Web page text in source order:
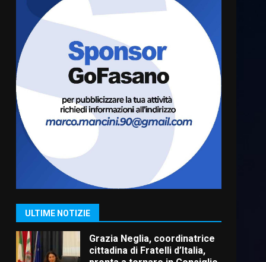
ULTIME NOTIZIE
Truffatori in azione nelle
frazioni fasanesi
5 Agosto 2026 11:03
7
Residenti di Savelletri
scrivono al Prefetto: “Noi
cittadini di serie B”
5 Agosto 2026 06:15
1
Carta d’identità: continua il
piano di aperture
straordinarie del Comune di
Grazia Neglia, coordinatrice
cittadina di Fratelli d’Italia,